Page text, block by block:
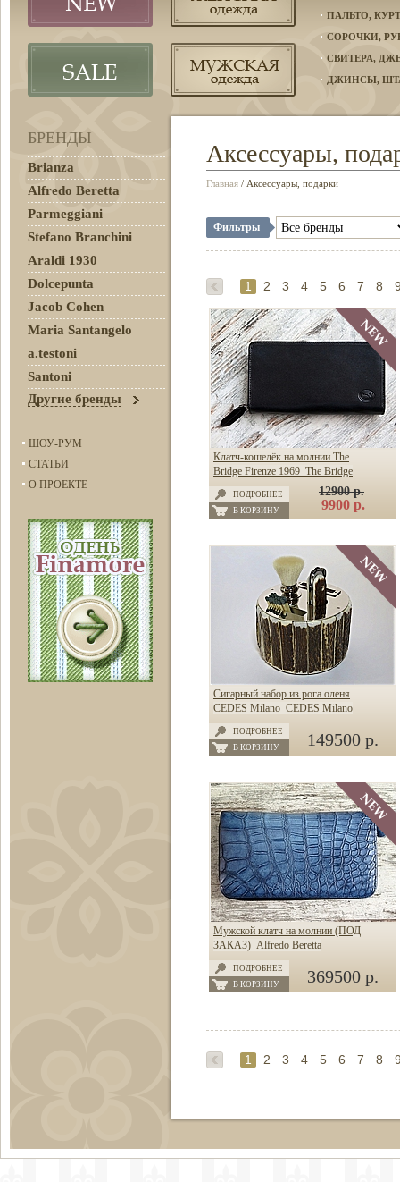
ПАЛЬТО,
СОРОЧКИ,
СВИТЕРА,
ДЖИНСЫ,
Аксессуары,
Главная / Аксессуары, подарки
Фильтры
1 2 3 4 5 6 7 8
Клатч-кошелёк на молнии The
Bridge Firenze 1969 The Bridge
ПОДРОБНЕЕ
В КОРЗИНУ
12900 р.
9900 р.
Сигарный набор из рога оленя
CEDES Milano CEDES Milano
ПОДРОБНЕЕ
В КОРЗИНУ
149500 р.
Мужской клатч на молнии (ПОД
ЗАКАЗ) Alfredo Beretta
ПОДРОБНЕЕ
В КОРЗИНУ
369500 р.
1 2 3 4 5 6 7 8
БРЕНДЫ
Brianza
Alfredo Beretta
Parmeggiani
Stefano Branchini
Araldi 1930
Dolcepunta
Jacob Cohen
Maria Santangelo
a.testoni
Santoni
Другие бренды
ШОУ-РУМ
СТАТЬИ
О ПРОЕКТЕ